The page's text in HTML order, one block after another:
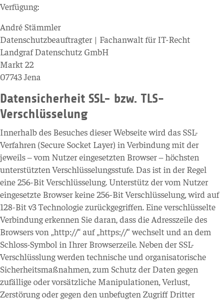
Verfügung:
André Stämmler
Datenschutzbeauftragter | Fachanwalt für IT-Recht
Landgraf Datenschutz GmbH
Markt 22
07743 Jena
Datensicherheit SSL- bzw. TLS-
Verschlüsselung
Innerhalb des Besuches dieser Webseite wird das SSL-
Verfahren (Secure Socket Layer) in Verbindung mit der
jeweils – vom Nutzer eingesetzten Browser – höchsten
unterstützten Verschlüsselungsstufe. Das ist in der Regel
eine 256-Bit Verschlüsselung. Unterstütz der vom Nutzer
eingesetzte Browser keine 256-Bit Verschlüsselung, wird auf
128-Bit v3 Technologie zurückgegriffen. Eine verschlüsselte
Verbindung erkennen Sie daran, dass die Adresszeile des
Browsers von „http://“ auf „https://“ wechselt und an dem
Schloss-Symbol in Ihrer Browserzeile. Neben der SSL-
Verschlüsslung werden technische und organisatorische
Sicherheitsmaßnahmen, zum Schutz der Daten gegen
zufällige oder vorsätzliche Manipulationen, Verlust,
Zerstörung oder gegen den unbefugten Zugriff Dritter